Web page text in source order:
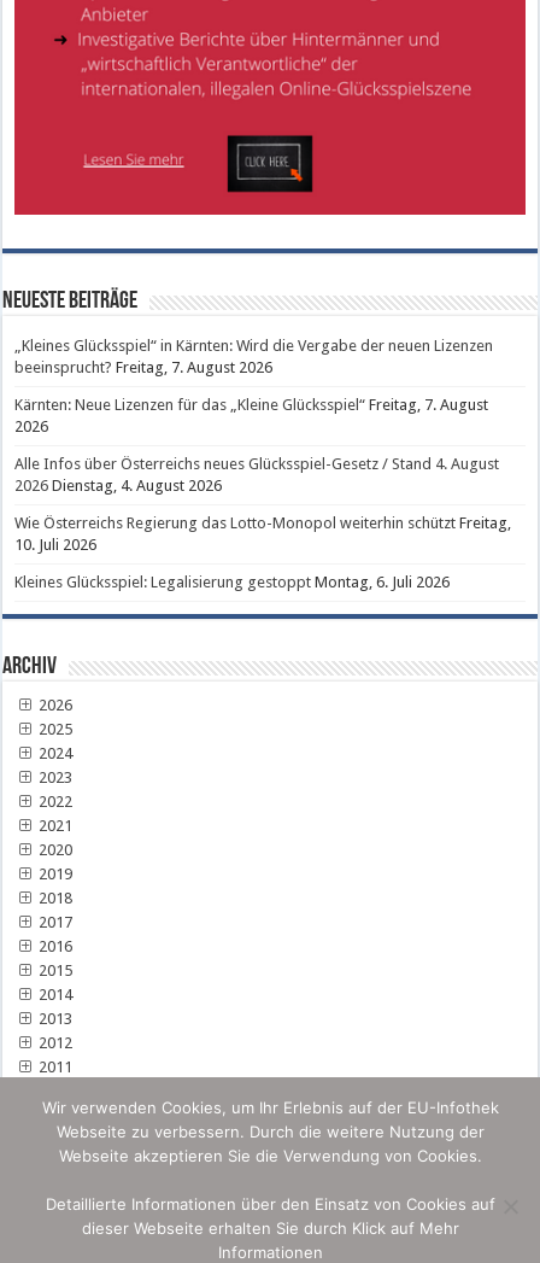
Neueste Beiträge
„Kleines Glücksspiel“ in Kärnten: Wird die Vergabe der neuen Lizenzen
beeinsprucht? Freitag, 7. August 2026
Kärnten: Neue Lizenzen für das „Kleine Glücksspiel“ Freitag, 7. August
2026
Alle Infos über Österreichs neues Glücksspiel-Gesetz / Stand 4. August
2026 Dienstag, 4. August 2026
Wie Österreichs Regierung das Lotto-Monopol weiterhin schützt Freitag,
10. Juli 2026
Kleines Glücksspiel: Legalisierung gestoppt Montag, 6. Juli 2026
Archiv
2026
2025
2024
2023
2022
2021
2020
2019
2018
2017
2016
2015
2014
2013
2012
2011
Wir verwenden Cookies, um Ihr Erlebnis auf der EU-Infothek
Webseite zu verbessern. Durch die weitere Nutzung der
Webseite akzeptieren Sie die Verwendung von Cookies.
Detaillierte Informationen über den Einsatz von Cookies auf
dieser Webseite erhalten Sie durch Klick auf Mehr
Informationen